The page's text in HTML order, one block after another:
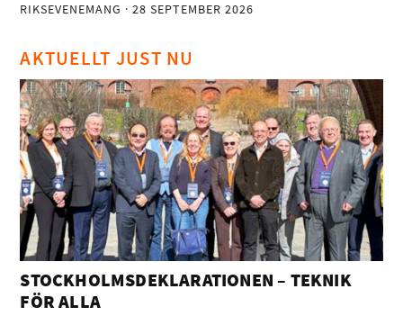
RIKSEVENEMANG · 28 SEPTEMBER 2026
AKTUELLT JUST NU
STOCKHOLMSDEKLARATIONEN – TEKNIK
FÖR ALLA